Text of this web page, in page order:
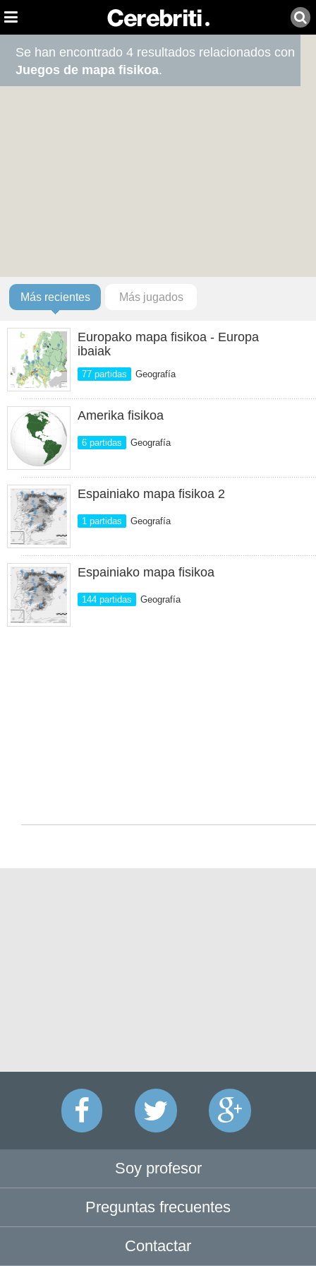
Se han encontrado 4 resultados relacionados con
Juegos de mapa fisikoa.
Más recientes Más jugados
Europako mapa fisikoa - Europa
ibaiak
77 partidas Geografía
Amerika fisikoa
6 partidas Geografía
Espainiako mapa fisikoa 2
1 partidas Geografía
Espainiako mapa fisikoa
144 partidas Geografía
Soy profesor
Preguntas frecuentes
Contactar